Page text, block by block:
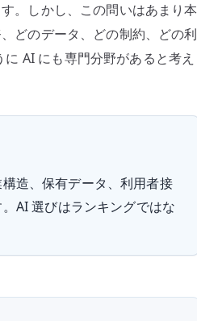
事
業
構
性
を
る
の
。しかし、この問いはあまり本
どのデータ、どの制約、どの利
AI にも専門分野があると考え
造、保有データ、利用者接
AI 選びはランキングではな